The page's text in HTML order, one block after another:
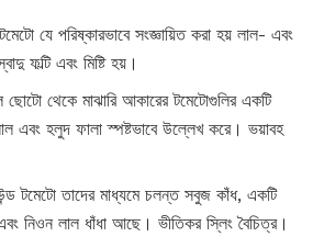
যে পরিষ্কারভাবে সংজ্ঞায়িত করা হয় লাল- এবং
ফল্টি এবং মিষ্টি হয়।
ছোটো থেকে মাঝারি আকারের টমেটোগুলির একটি
এবং হলুদ ফালা স্পষ্টভাবে উল্লেখ করে। ভয়াবহ
টমেটো তাদের মাধ্যমে চলন্ত সবুজ কাঁধ, একটি
লাল ধাঁধা আছে। ভীতিকর স্লিং বৈচিত্র।